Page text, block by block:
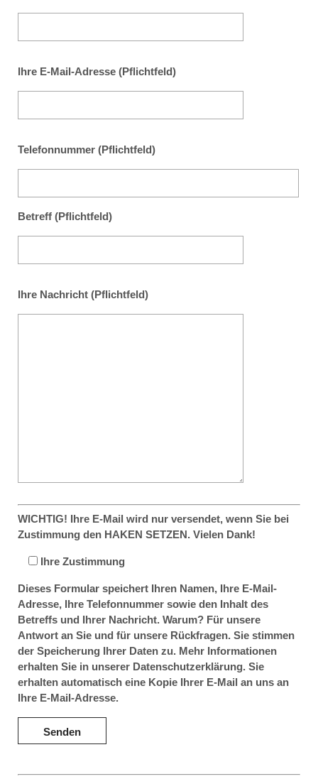
Ihre E-Mail-Adresse (Pflichtfeld)
Telefonnummer (Pflichtfeld)
Betreff (Pflichtfeld)
Ihre Nachricht (Pflichtfeld)
WICHTIG! Ihre E-Mail wird nur versendet, wenn Sie bei
Zustimmung den HAKEN SETZEN. Vielen Dank!
Ihre Zustimmung
Dieses Formular speichert Ihren Namen, Ihre E-Mail-
Adresse, Ihre Telefonnummer sowie den Inhalt des
Betreffs und Ihrer Nachricht. Warum? Für unsere
Antwort an Sie und für unsere Rückfragen. Sie stimmen
der Speicherung Ihrer Daten zu. Mehr Informationen
erhalten Sie in unserer Datenschutzerklärung. Sie
erhalten automatisch eine Kopie Ihrer E-Mail an uns an
Ihre E-Mail-Adresse.